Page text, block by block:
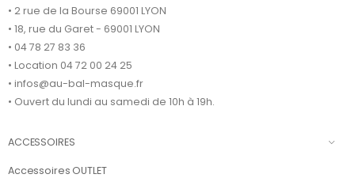
• 2 rue de la Bourse 69001 LYON
• 18, rue du Garet - 69001 LYON
• 04 78 27 83 36
• Location 04 72 00 24 25
• infos@au-bal-masque.fr
• Ouvert du lundi au samedi de 10h à 19h.
ACCESSOIRES
Accessoires OUTLET